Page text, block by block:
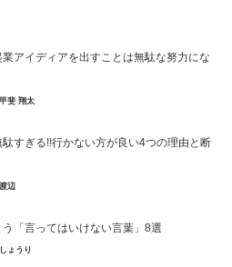
アイディアを出すことは無駄な努力にな
甲斐 翔太
すぎる!!行かない方が良い4つの理由と断
渡辺
「言ってはいけない言葉」8選
しょうり